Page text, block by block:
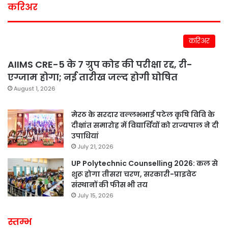
करिअर
करिअर
AIIMS CRE-5 के 7 ग्रुप कोड की परीक्षा रद्द, री-
एग्जाम होगा; नई तारीख जल्द होगी घोषित
August 1, 2026
मेरठ के सरदार वल्लभभाई पटेल कृषि विवि के
दीक्षांत समारोह में विद्यार्थियों को राज्यपाल ने दी
उपाधियां
July 21, 2026
UP Polytechnic Counselling 2026: कल से
शुरू होगा तीसरा चरण, सरकारी-प्राइवेट
संस्थानों की फीस भी तय
July 15, 2026
स्तम्भ